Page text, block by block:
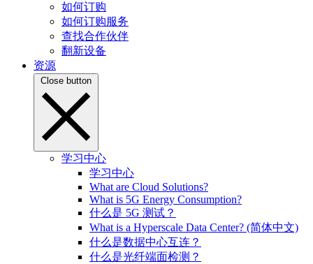
如何订购
如何订购服务
查找合作伙伴
翻新设备
资源
Close button
学习中心
学习中心
What are Cloud Solutions?
What is 5G Energy Consumption?
什么是 5G 测试？
What is a Hyperscale Data Center? (简体中文)
什么是数据中心互连？
什么是光纤端面检测？